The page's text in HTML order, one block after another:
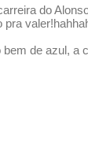
do
pra
de azul, a